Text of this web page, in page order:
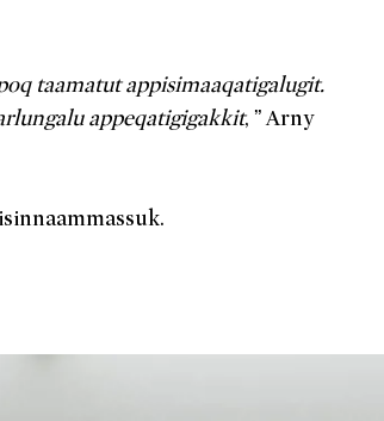
taamatut appisimaaqatigalugit.
appeqatigigakkit, ” Arny